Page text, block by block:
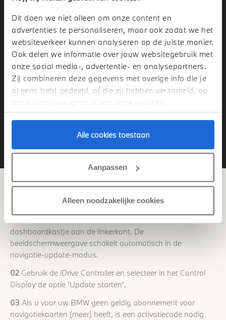
Dit doen we niet alleen om onze content en
advertenties te personaliseren, maar ook zodat we het
websiteverkeer kunnen analyseren op de juiste manier.
Ook delen we informatie over jouw websitegebruik met
onze social media-, advertentie- en analysepartners.
Zij combineren deze gegevens met overige info die je
al eens hebt gedeeld, of die zij hebben verzameld, op
basis van jouw gebruik van deze services.
Alle cookies toestaan
Aanpassen
Alleen noodzakelijke cookies
update blijft draaien op de achtergrond, terwijl de
basisfuncties van uw navigatiesysteem normaal
functioneren. De USB-stick niet verwijderen voordat de
update-bewerking is voltooid.
07De volledige update kan 30 tot 90 minuten in beslag
nemen. Na succesvolle installatie ervan zal het systeem
automatisch opnieuw opstarten. Daarna is de update
HET BMW NAVIGATIESYSTEEM – MOVE.
Sluit de USB-stick aan op het navigatiesysteem van uw
dashboardkastje aan de linkerkant. De
beeldschermweergave schakelt automatisch in de
navigatie-update-modus.
02 Gebruik de iDrive Controller en selecteer in het Control
Display de optie 'Update starten'.
03 Als u voor uw BMW geen geldig abonnement voor
navigatiekaarten (meer) heeft, is een activatiecode nodig